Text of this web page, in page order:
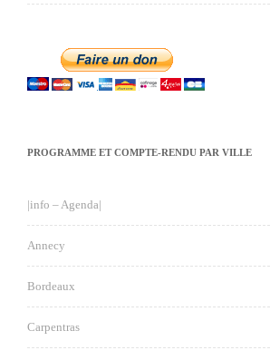
PROGRAMME ET COMPTE-RENDU PAR VILLE
|info – Agenda|
Annecy
Bordeaux
Carpentras